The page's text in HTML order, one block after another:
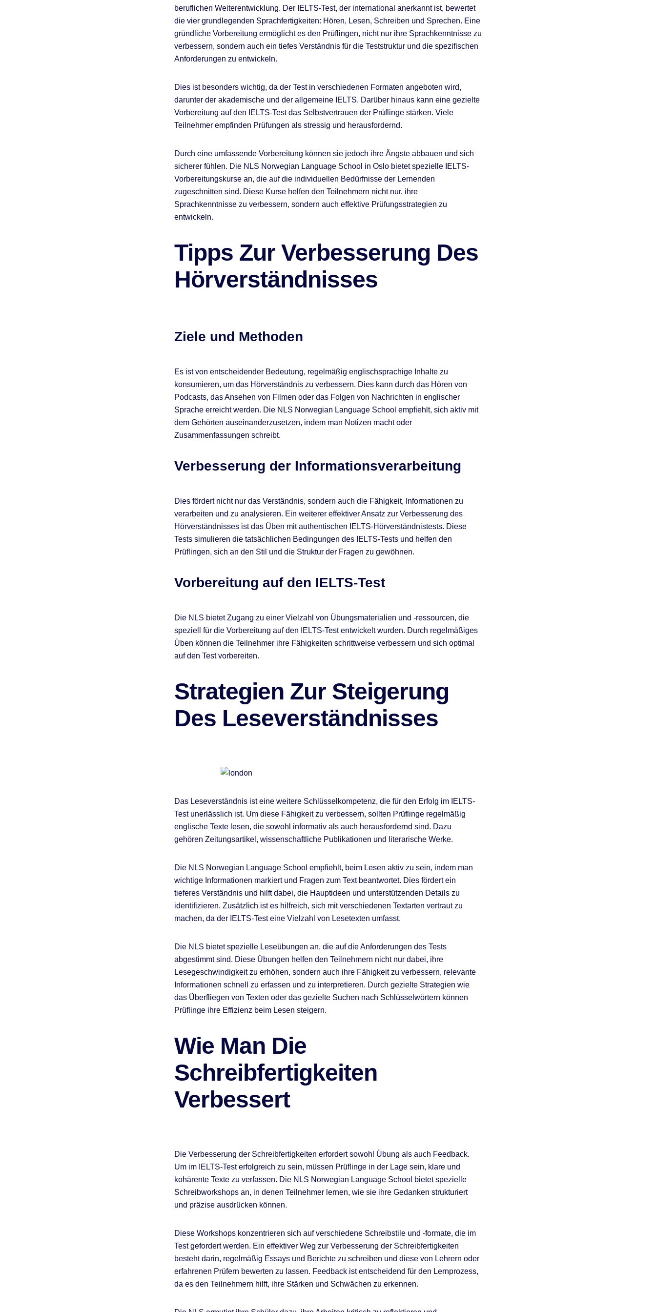
beruflichen Weiterentwicklung. Der IELTS-Test, der international anerkannt ist, bewertet
die vier grundlegenden Sprachfertigkeiten: Hören, Lesen, Schreiben und Sprechen. Eine
gründliche Vorbereitung ermöglicht es den Prüflingen, nicht nur ihre Sprachkenntnisse zu
verbessern, sondern auch ein tiefes Verständnis für die Teststruktur und die spezifischen
Anforderungen zu entwickeln.
Dies ist besonders wichtig, da der Test in verschiedenen Formaten angeboten wird,
darunter der akademische und der allgemeine IELTS. Darüber hinaus kann eine gezielte
Vorbereitung auf den IELTS-Test das Selbstvertrauen der Prüflinge stärken. Viele
Teilnehmer empfinden Prüfungen als stressig und herausfordernd.
Durch eine umfassende Vorbereitung können sie jedoch ihre Ängste abbauen und sich
sicherer fühlen. Die NLS Norwegian Language School in Oslo bietet spezielle IELTS-
Vorbereitungskurse an, die auf die individuellen Bedürfnisse der Lernenden
zugeschnitten sind. Diese Kurse helfen den Teilnehmern nicht nur, ihre
Sprachkenntnisse zu verbessern, sondern auch effektive Prüfungsstrategien zu
entwickeln.
Tipps Zur Verbesserung Des
Hörverständnisses
Ziele und Methoden
Es ist von entscheidender Bedeutung, regelmäßig englischsprachige Inhalte zu
konsumieren, um das Hörverständnis zu verbessern. Dies kann durch das Hören von
Podcasts, das Ansehen von Filmen oder das Folgen von Nachrichten in englischer
Sprache erreicht werden. Die NLS Norwegian Language School empfiehlt, sich aktiv mit
dem Gehörten auseinanderzusetzen, indem man Notizen macht oder
Zusammenfassungen schreibt.
Verbesserung der Informationsverarbeitung
Dies fördert nicht nur das Verständnis, sondern auch die Fähigkeit, Informationen zu
verarbeiten und zu analysieren. Ein weiterer effektiver Ansatz zur Verbesserung des
Hörverständnisses ist das Üben mit authentischen IELTS-Hörverständnistests. Diese
Tests simulieren die tatsächlichen Bedingungen des IELTS-Tests und helfen den
Prüflingen, sich an den Stil und die Struktur der Fragen zu gewöhnen.
Vorbereitung auf den IELTS-Test
Die NLS bietet Zugang zu einer Vielzahl von Übungsmaterialien und -ressourcen, die
speziell für die Vorbereitung auf den IELTS-Test entwickelt wurden. Durch regelmäßiges
Üben können die Teilnehmer ihre Fähigkeiten schrittweise verbessern und sich optimal
auf den Test vorbereiten.
Strategien Zur Steigerung
Des Leseverständnisses
Das Leseverständnis ist eine weitere Schlüsselkompetenz, die für den Erfolg im IELTS-
Test unerlässlich ist. Um diese Fähigkeit zu verbessern, sollten Prüflinge regelmäßig
englische Texte lesen, die sowohl informativ als auch herausfordernd sind. Dazu
gehören Zeitungsartikel, wissenschaftliche Publikationen und literarische Werke.
Die NLS Norwegian Language School empfiehlt, beim Lesen aktiv zu sein, indem man
wichtige Informationen markiert und Fragen zum Text beantwortet. Dies fördert ein
tieferes Verständnis und hilft dabei, die Hauptideen und unterstützenden Details zu
identifizieren. Zusätzlich ist es hilfreich, sich mit verschiedenen Textarten vertraut zu
machen, da der IELTS-Test eine Vielzahl von Lesetexten umfasst.
Die NLS bietet spezielle Leseübungen an, die auf die Anforderungen des Tests
abgestimmt sind. Diese Übungen helfen den Teilnehmern nicht nur dabei, ihre
Lesegeschwindigkeit zu erhöhen, sondern auch ihre Fähigkeit zu verbessern, relevante
Informationen schnell zu erfassen und zu interpretieren. Durch gezielte Strategien wie
das Überfliegen von Texten oder das gezielte Suchen nach Schlüsselwörtern können
Prüflinge ihre Effizienz beim Lesen steigern.
Wie Man Die
Schreibfertigkeiten
Verbessert
Die Verbesserung der Schreibfertigkeiten erfordert sowohl Übung als auch Feedback.
Um im IELTS-Test erfolgreich zu sein, müssen Prüflinge in der Lage sein, klare und
kohärente Texte zu verfassen. Die NLS Norwegian Language School bietet spezielle
Schreibworkshops an, in denen Teilnehmer lernen, wie sie ihre Gedanken strukturiert
und präzise ausdrücken können.
Diese Workshops konzentrieren sich auf verschiedene Schreibstile und -formate, die im
Test gefordert werden. Ein effektiver Weg zur Verbesserung der Schreibfertigkeiten
besteht darin, regelmäßig Essays und Berichte zu schreiben und diese von Lehrern oder
erfahrenen Prüfern bewerten zu lassen. Feedback ist entscheidend für den Lernprozess,
da es den Teilnehmern hilft, ihre Stärken und Schwächen zu erkennen.